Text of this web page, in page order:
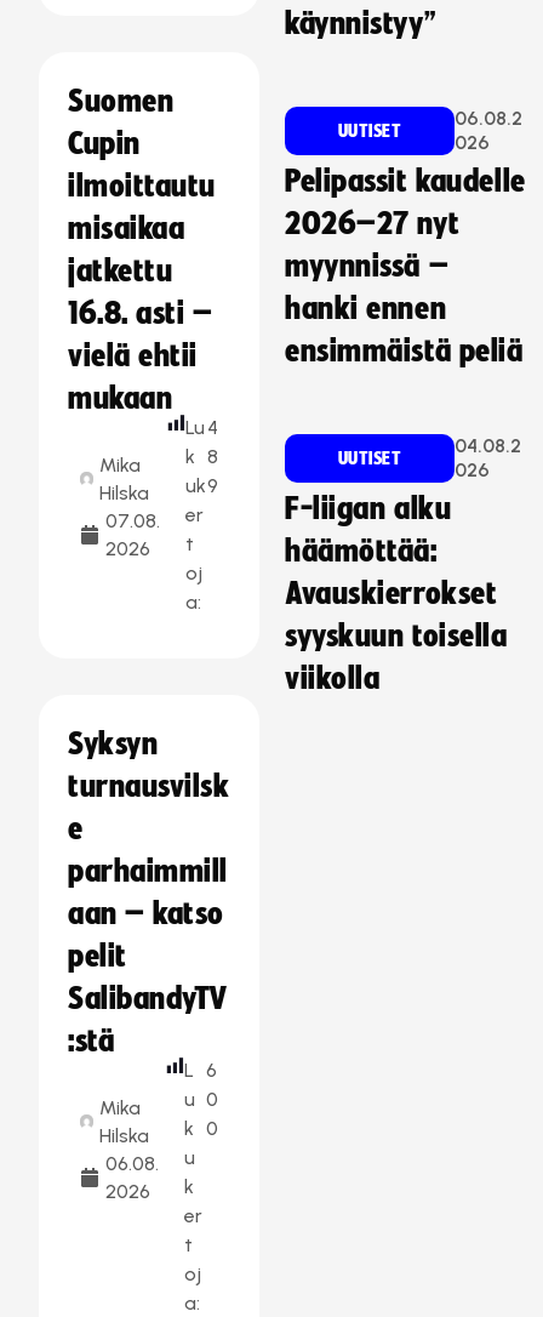
Suomen
Cupin
ilmoittautu
misaikaa
jatkettu
16.8. asti –
vielä ehtii
mukaan
Mika
Hilska
07.08.
2026
Lu
k
uk
er
t
oj
a:
4
8
9
Syksyn
turnausvilsk
e
parhaimmill
aan – katso
pelit
SalibandyTV
:stä
Mika
Hilska
06.08.
2026
L
u
k
u
k
er
t
oj
a:
6
0
0
käynnistyy”
UUTISET
06.08.2
026
Pelipassit kaudelle
2026–27 nyt
myynnissä –
hanki ennen
ensimmäistä peliä
UUTISET
04.08.2
026
F-liigan alku
häämöttää:
Avauskierrokset
syyskuun toisella
viikolla